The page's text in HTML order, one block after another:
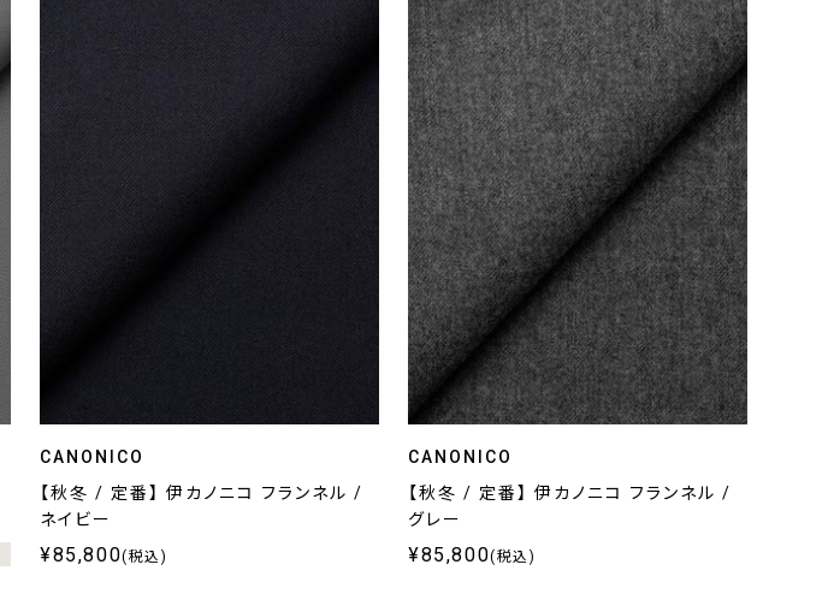
CANONICO
【秋冬 / 定番】 伊カノニコ フランネル /
ネイビー
¥85,800(税込)
CANONICO
【秋冬 / 定番】 伊カノニコ フランネル /
グレー
¥85,800(税込)